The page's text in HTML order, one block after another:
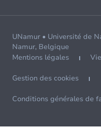
UNamur • Université de
Namur, Belgique
Mentions légales
Gestion des cookies
Conditions générales de